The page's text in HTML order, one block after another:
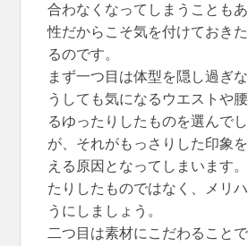
合わなくなってしまうことも
性だからこそ気を付けておき
るのです。
まず一つ目は体型を隠し過ぎ
うしても気になるウエストや
るゆったりしたものを選んで
が、それがもっさりした印象
える原因となってしまいます
たりしたものではなく、メリ
うにしましょう。
二つ目は素材にこだわること